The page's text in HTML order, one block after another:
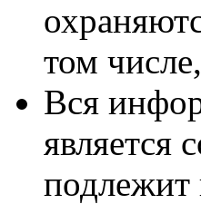
том
Вся
является
подлежит